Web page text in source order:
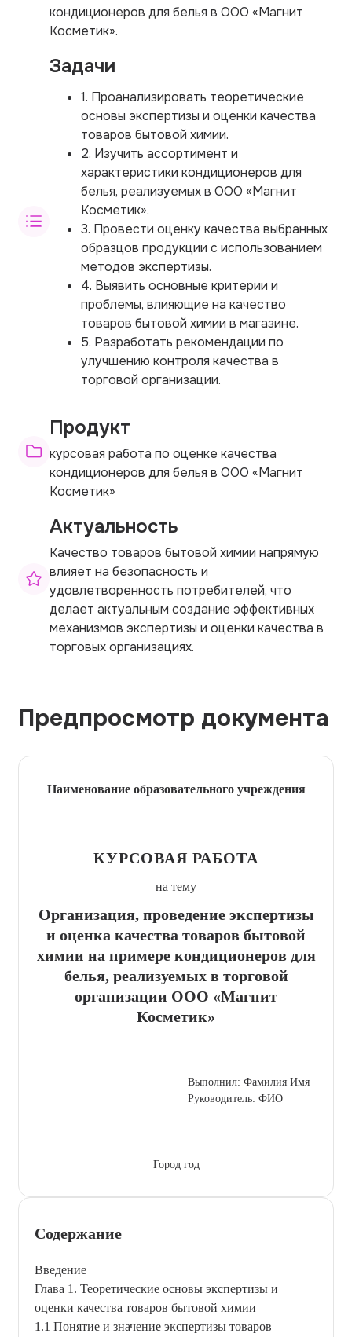
кондиционеров для белья в ООО «Магнит
Косметик».
Задачи
1. Проанализировать теоретические
основы экспертизы и оценки качества
товаров бытовой химии.
2. Изучить ассортимент и
характеристики кондиционеров для
белья, реализуемых в ООО «Магнит
Косметик».
3. Провести оценку качества выбранных
образцов продукции с использованием
методов экспертизы.
4. Выявить основные критерии и
проблемы, влияющие на качество
товаров бытовой химии в магазине.
5. Разработать рекомендации по
улучшению контроля качества в
торговой организации.
Продукт
курсовая работа по оценке качества
кондиционеров для белья в ООО «Магнит
Косметик»
Актуальность
Качество товаров бытовой химии напрямую
влияет на безопасность и
удовлетворенность потребителей, что
делает актуальным создание эффективных
механизмов экспертизы и оценки качества в
торговых организациях.
Предпросмотр документа
Наименование образовательного учреждения
КУРСОВАЯ РАБОТА
на тему
Организация, проведение экспертизы
и оценка качества товаров бытовой
химии на примере кондиционеров для
белья, реализуемых в торговой
организации ООО «Магнит
Косметик»
Выполнил: Фамилия Имя
Руководитель: ФИО
Город год
Содержание
Введение
Глава 1. Теоретические основы экспертизы и
оценки качества товаров бытовой химии
1.1 Понятие и значение экспертизы товаров